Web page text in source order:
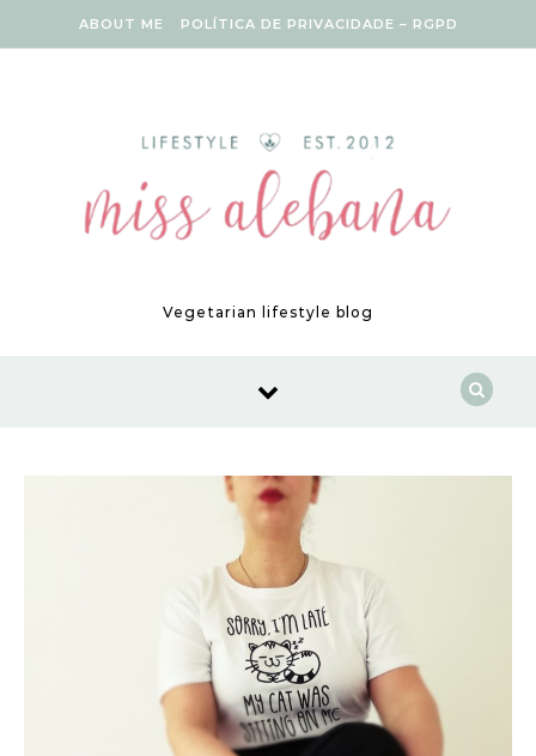
ABOUT ME POLÍTICA DE PRIVACIDADE – RGPD
Vegetarian lifestyle blog